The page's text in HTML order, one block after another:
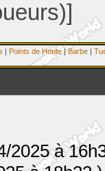
| Points de Honte| Barbe |
2025 à